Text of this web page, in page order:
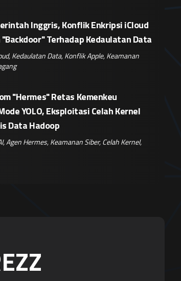
Inggris, Konflik Enkripsi iCloud
"Backdoor" Terhadap Kedaulatan Data
,Kedaulatan Data,Konflik Apple,Keamanan
"Hermes" Retas Kemenkeu
YOLO, Eksploitasi Celah Kernel
Data Hadoop
,Agen Hermes,Keamanan Siber,Celah Kernel,